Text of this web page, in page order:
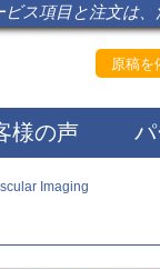
ビス項目と注文は
原稿を
様の声
Imaging